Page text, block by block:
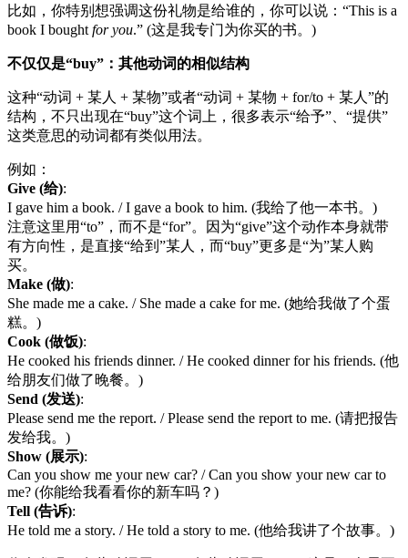
比如，你特别想强调这份礼物是给谁的，你可以说：“This is a
book I bought for you.” (这是我专门为你买的书。)
不仅仅是“buy”：其他动词的相似结构
这种“动词 + 某人 + 某物”或者“动词 + 某物 + for/to + 某人”的
结构，不只出现在“buy”这个词上，很多表示“给予”、“提供”
这类意思的动词都有类似用法。
例如：
Give (给):
I gave him a book. / I gave a book to him. (我给了他一本书。)
注意这里用“to”，而不是“for”。因为“give”这个动作本身就带
有方向性，是直接“给到”某人，而“buy”更多是“为”某人购
买。
Make (做):
She made me a cake. / She made a cake for me. (她给我做了个蛋
糕。)
Cook (做饭):
He cooked his friends dinner. / He cooked dinner for his friends. (他
给朋友们做了晚餐。)
Send (发送):
Please send me the report. / Please send the report to me. (请把报告
发给我。)
Show (展示):
Can you show me your new car? / Can you show your new car to
me? (你能给我看看你的新车吗？)
Tell (告诉):
He told me a story. / He told a story to me. (他给我讲了个故事。)